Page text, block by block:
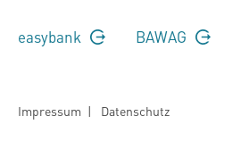
easybank BAWAG
Impressum | Datenschutz